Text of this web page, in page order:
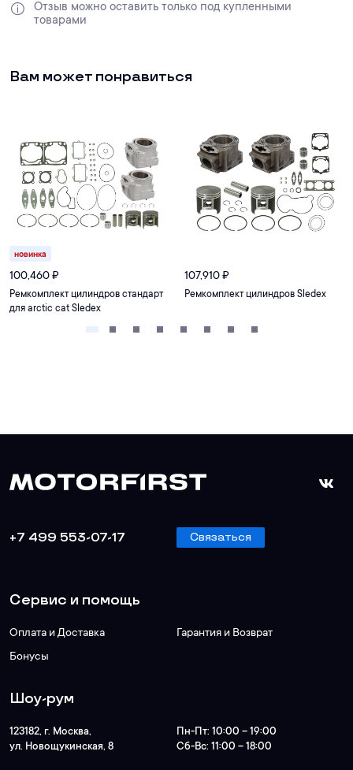
Отзыв можно оставить только под купленными
товарами
Вам может понравиться
новинка
100,460₽
Ремкомплект цилиндров стандарт
для arctic cat Sledex
107,910₽
Ремкомплект цилиндров Sledex
+7 499 553-07-17 Связаться
Сервис и помощь
Оплата и Доставка
Гарантия и Возврат
Бонусы
Шоу-рум
123182, г. Москва,
ул. Новощукинская, 8
Пн-Пт: 10:00 – 19:00
Сб-Вс: 11:00 – 18:00